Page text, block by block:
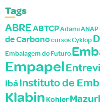
Tags
ABREABTCPAdamiANAP
de CarbonocursosCyklop
Embalagem do Futuro
Empapel
IbáInstituto de
KlabinKohler